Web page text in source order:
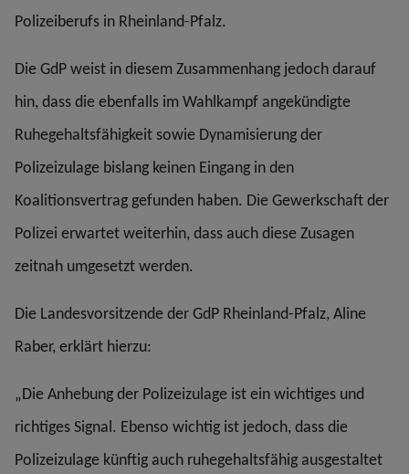
Polizeiberufs in Rheinland-Pfalz.
Die GdP weist in diesem Zusammenhang jedoch darauf
hin, dass die ebenfalls im Wahlkampf angekündigte
Ruhegehaltsfähigkeit sowie Dynamisierung der
Polizeizulage bislang keinen Eingang in den
Koalitionsvertrag gefunden haben. Die Gewerkschaft der
Polizei erwartet weiterhin, dass auch diese Zusagen
zeitnah umgesetzt werden.
Die Landesvorsitzende der GdP Rheinland-Pfalz, Aline
Raber, erklärt hierzu:
„Die Anhebung der Polizeizulage ist ein wichtiges und
richtiges Signal. Ebenso wichtig ist jedoch, dass die
Polizeizulage künftig auch ruhegehaltsfähig ausgestaltet